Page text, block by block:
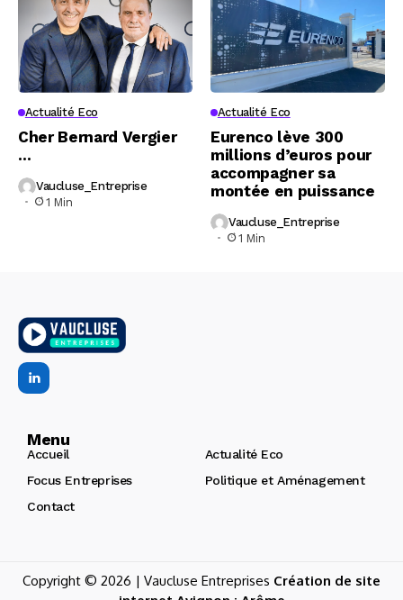
Actualité Eco
Cher Bernard Vergier
…
Vaucluse_Entreprise
1 Min
Actualité Eco
Eurenco lève 300
millions d’euros pour
accompagner sa
montée en puissance
Vaucluse_Entreprise
1 Min
Menu
Accueil
Actualité Eco
Focus Entreprises
Politique et Aménagement
Contact
Copyright © 2026 | Vaucluse Entreprises Création de site